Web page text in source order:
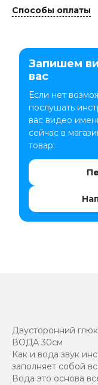
Способы оплаты
Запишем
вас
Если нет
послушать
вас видео
сейчас в
товар:
Двусторонний
ВОДА 30см
Как и вода звук
заполняет собой
Вода это основа